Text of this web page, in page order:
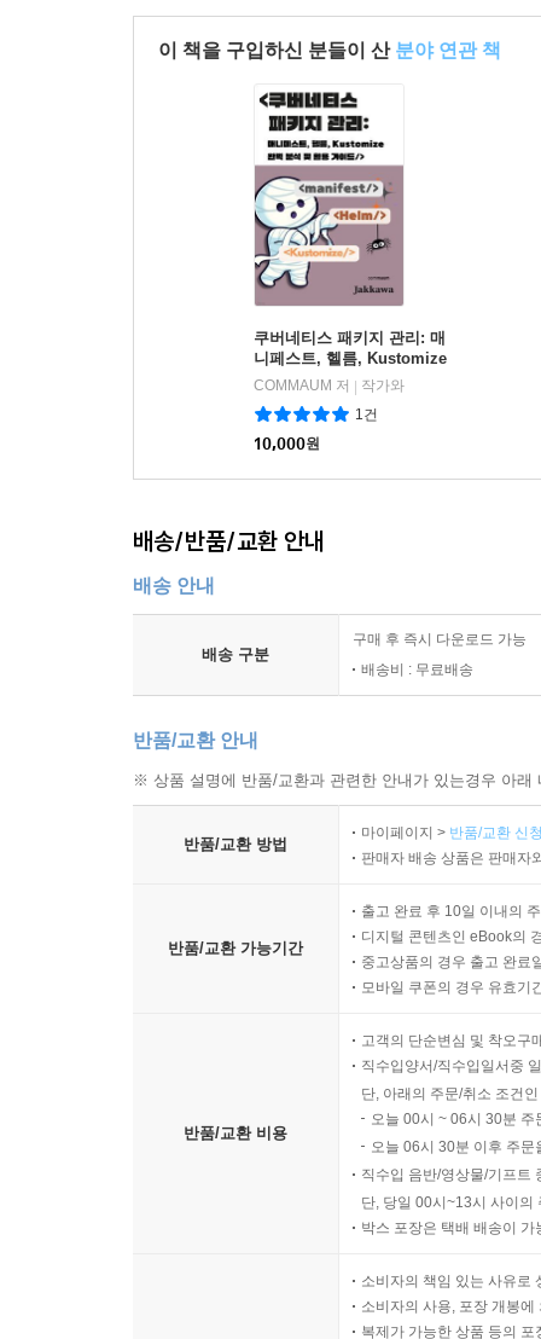
이 책을 구입하신 분들이 산 분야 연관 책
쿠버네티스 패키지 관리: 매
니페스트, 헬름, Kustomize
완벽 분석 및 활용 가이드
COMMAUM 저 | 작가와
1건
10,000원
배송/반품/교환 안내
배송 안내
배송 구분
구매 후 즉시 다운로드 가능
배송비 : 무료배송
반품/교환 안내
※ 상품 설명에 반품/교환과 관련한 안내가 있는경우 아
반품/교환 방법
마이페이지 > 반품/교환 신
판매자 배송 상품은 판매자
반품/교환 가능기간
출고 완료 후 10일 이내의
디지털 콘텐츠인 eBook의
중고상품의 경우 출고 완료
모바일 쿠폰의 경우 유효기
반품/교환 비용
고객의 단순변심 및 착오구
직수입양서/직수입일서중
단, 아래의 주문/취소 조건
오늘 00시 ~ 06시 30분
오늘 06시 30분 이후 주
직수입 음반/영상물/기프트
단, 당일 00시~13시 사이의
박스 포장은 택배 배송이
소비자의 책임 있는 사유로
소비자의 사용, 포장 개봉
복제가 가능한 상품 등의